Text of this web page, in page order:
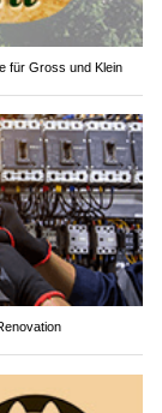
für Gross und Klein